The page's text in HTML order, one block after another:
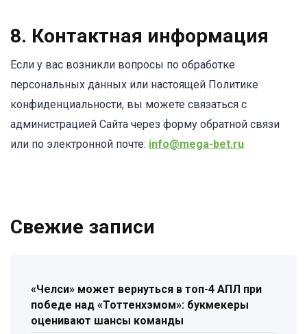
8. Контактная информация
Если у вас возникли вопросы по обработке
персональных данных или настоящей Политике
конфиденциальности, вы можете связаться с
администрацией Сайта через форму обратной связи
или по электронной почте: info@mega-bet.ru
Свежие записи
«Челси» может вернуться в топ-4 АПЛ при
победе над «Тоттенхэмом»: букмекеры
оценивают шансы команды